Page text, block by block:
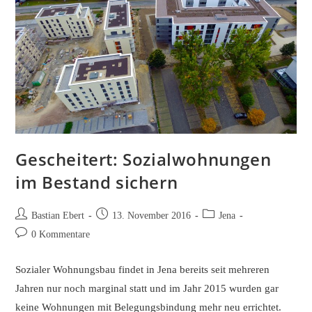
Gescheitert: Sozialwohnungen
im Bestand sichern
Beitrags-
Autor:
Bastian Ebert
Beitrag13. November 2016
Beitrags-
Jena
Beitrags-0 Kommentare
Sozialer Wohnungsbau findet in Jena bereits seit mehreren
Jahren nur noch marginal statt und im Jahr 2015 wurden gar
keine Wohnungen mit Belegungsbindung mehr neu errichtet.